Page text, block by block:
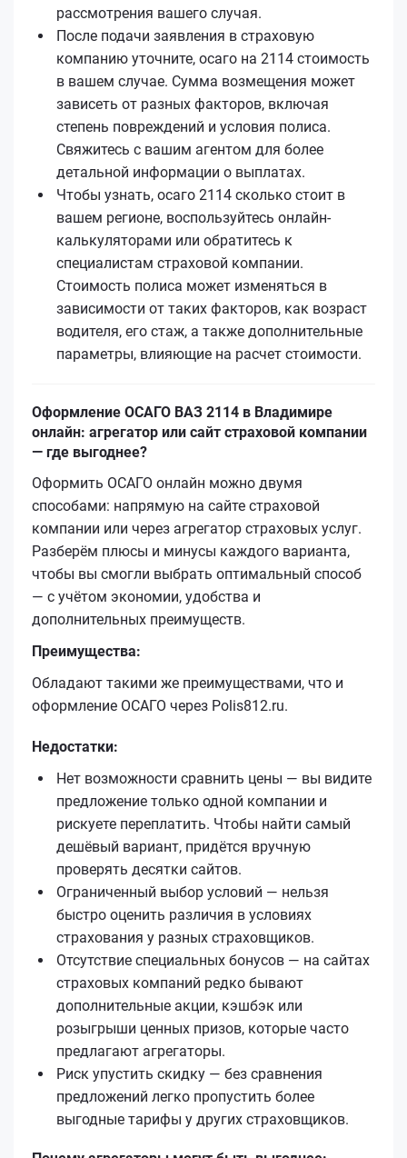
рассмотрения вашего случая.
После подачи заявления в страховую
компанию уточните, осаго на 2114 стоимость
в вашем случае. Сумма возмещения может
зависеть от разных факторов, включая
степень повреждений и условия полиса.
Свяжитесь с вашим агентом для более
детальной информации о выплатах.
Чтобы узнать, осаго 2114 сколько стоит в
вашем регионе, воспользуйтесь онлайн-
калькуляторами или обратитесь к
специалистам страховой компании.
Стоимость полиса может изменяться в
зависимости от таких факторов, как возраст
водителя, его стаж, а также дополнительные
параметры, влияющие на расчет стоимости.
Оформление ОСАГО ВАЗ 2114 в Владимире
онлайн: агрегатор или сайт страховой компании
— где выгоднее?
Оформить ОСАГО онлайн можно двумя
способами: напрямую на сайте страховой
компании или через агрегатор страховых услуг.
Разберём плюсы и минусы каждого варианта,
чтобы вы смогли выбрать оптимальный способ
— с учётом экономии, удобства и
дополнительных преимуществ.
Преимущества:
Обладают такими же преимуществами, что и
оформление ОСАГО через Polis812.ru.
Недостатки:
Нет возможности сравнить цены — вы видите
предложение только одной компании и
рискуете переплатить. Чтобы найти самый
дешёвый вариант, придётся вручную
проверять десятки сайтов.
Ограниченный выбор условий — нельзя
быстро оценить различия в условиях
страхования у разных страховщиков.
Отсутствие специальных бонусов — на сайтах
страховых компаний редко бывают
дополнительные акции, кэшбэк или
розыгрыши ценных призов, которые часто
предлагают агрегаторы.
Риск упустить скидку — без сравнения
предложений легко пропустить более
выгодные тарифы у других страховщиков.